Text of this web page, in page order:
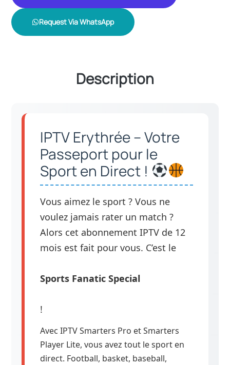
Request Via WhatsApp
Description
IPTV Erythrée – Votre
Passeport pour le
Sport en Direct !
Vous aimez le sport ? Vous ne
voulez jamais rater un match ?
Alors cet abonnement IPTV de 12
mois est fait pour vous. C’est le
Sports Fanatic Special
!
Avec IPTV Smarters Pro et Smarters
Player Lite, vous avez tout le sport en
direct. Football, basket, baseball,